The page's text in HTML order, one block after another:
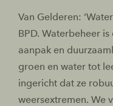
Van Gelderen:
BPD. Waterbeheer
aanpak en
groen en water tot
ingericht dat ze
weersextremen. We